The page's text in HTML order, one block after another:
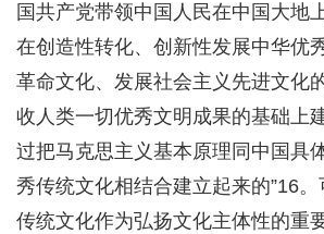
国共产党带领中国人民在中国大地
在创造性转化、创新性发展中华优
革命文化、发展社会主义先进文化
收人类一切优秀文明成果的基础上
过把马克思主义基本原理同中国具
秀传统文化相结合建立起来的”16
传统文化作为弘扬文化主体性的重